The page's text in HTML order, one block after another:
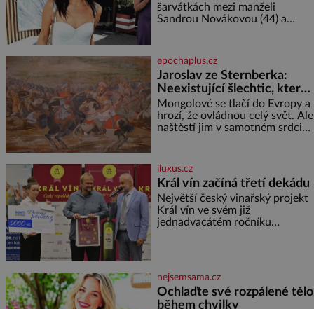
šarvátkách mezi manželi
Sandrou Novákovou (44) a
by doufal, že horká zem u
herečky ze seriálu Ulice a
režiséra vychladne,
epochaplus.cz
Jaroslav ze Šternberka:
Neexistující šlechtic, který
z Moravy vyžene Mongoly
Mongolové se tlačí do Evropy a
hrozí, že ovládnou celý svět. Ale
naštěstí jim v samotném srdci
dobyvatelské hordy zastavit. Co
nedokáže žádná z asijských říší,
co nedokážou Němci – to
dokáže český král. Nebo že by
ne? Mongolové od roku 1223
postupují podél Kaspického a
iluxus.cz
Král vín začíná třetí dekádu
Největší český vinařský projekt
Král vín ve svém již
jednadvacátém ročníku
nejsemsama.cz
Ochlaďte své rozpálené tělo
během chvilky